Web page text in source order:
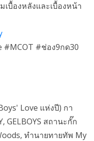
เบื้องหลังและเบื้องหน้า
#MCOT #ช่อง9กด30
Love แห่งปี) กา
GELBOYS สถานะกั๊ก
ทำนายทายทัพ My